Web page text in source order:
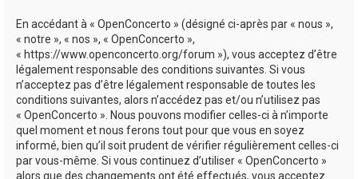
En accédant à « OpenConcerto » (désigné ci-après par « nous »,
« notre », « nos », « OpenConcerto »,
« https://www.openconcerto.org/forum »), vous acceptez d’être
légalement responsable des conditions suivantes. Si vous
n’acceptez pas d’être légalement responsable de toutes les
conditions suivantes, alors n’accédez pas et/ou n’utilisez pas
« OpenConcerto ». Nous pouvons modifier celles-ci à n’importe
quel moment et nous ferons tout pour que vous en soyez
informé, bien qu’il soit prudent de vérifier régulièrement celles-ci
par vous-même. Si vous continuez d’utiliser « OpenConcerto »
alors que des changements ont été effectués, vous acceptez